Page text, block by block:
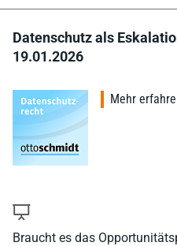
Datenschutz als
19.01.2026
Braucht es das
Mehr